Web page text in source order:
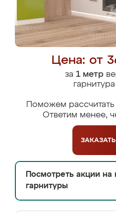
Цена: от
за 1 метр
Поможем рассчитать
Ответим менее,
ЗАКАЗАТЬ
Посмотреть акции на
гарнитуры